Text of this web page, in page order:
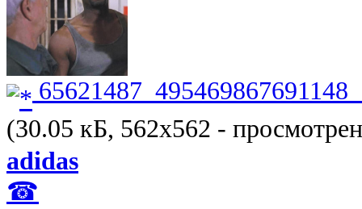
(30.05 кБ, 562x562 -
adidas
☎